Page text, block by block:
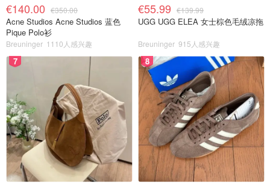
€140.00 €350.00
Acne Studios Acne Studios 蓝色
Pique Polo衫
Breuninger 1110人感兴趣
€55.99 €139.99
UGG UGG ELEA 女士棕色毛绒凉拖
Breuninger 915人感兴趣
7 8